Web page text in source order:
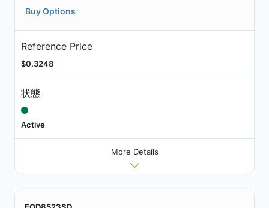
Buy Options
Reference Price
$0.3248
状態
Active
More Details